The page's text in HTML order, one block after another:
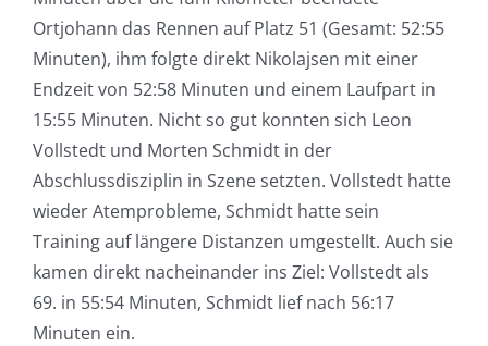
Ortjohann das Rennen auf Platz 51 (Gesamt: 52:55
Minuten), ihm folgte direkt Nikolajsen mit einer
Endzeit von 52:58 Minuten und einem Laufpart in
15:55 Minuten. Nicht so gut konnten sich Leon
Vollstedt und Morten Schmidt in der
Abschlussdisziplin in Szene setzten. Vollstedt hatte
wieder Atemprobleme, Schmidt hatte sein
Training auf längere Distanzen umgestellt. Auch sie
kamen direkt nacheinander ins Ziel: Vollstedt als
69. in 55:54 Minuten, Schmidt lief nach 56:17
Minuten ein.